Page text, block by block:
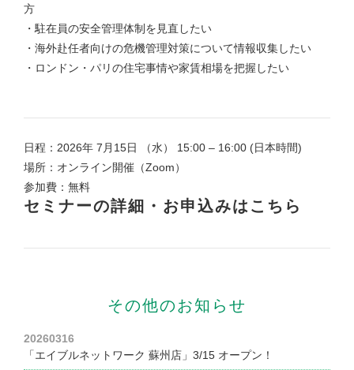
方
・駐在員の安全管理体制を見直したい
・海外赴任者向けの危機管理対策について情報収集したい
・ロンドン・パリの住宅事情や家賃相場を把握したい
日程：2026年 7月15日 （水） 15:00 – 16:00 (日本時間)
場所：オンライン開催（Zoom）
参加費：無料
セミナーの詳細・お申込みはこちら
その他のお知らせ
20260316
「エイブルネットワーク 蘇州店」3/15 オープン！